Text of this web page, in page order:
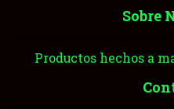
Sobre
Productos hechos a